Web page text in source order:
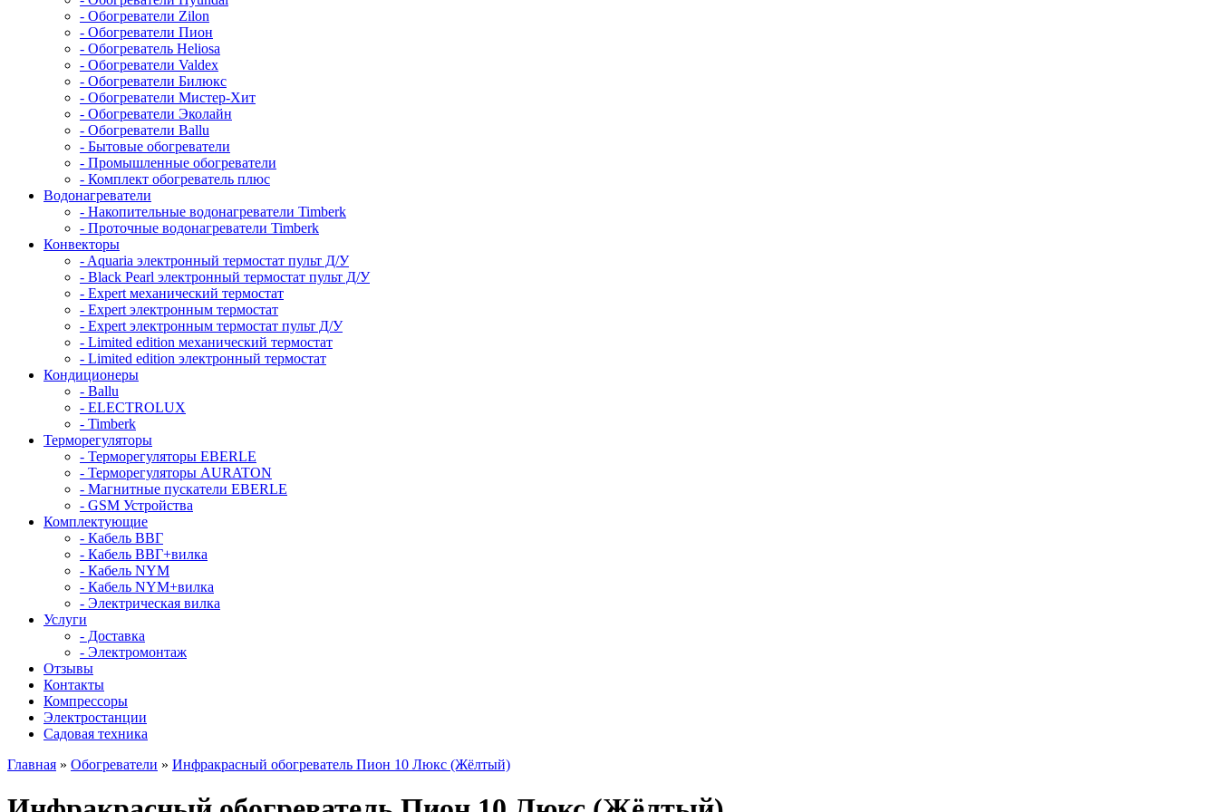
- Обогреватели Zilon
- Обогреватели Пион
- Обогреватель Heliosa
- Обогреватели Valdex
- Обогреватели Билюкс
- Обогреватели Мистер-Хит
- Обогреватели Эколайн
- Обогреватели Ballu
- Бытовые обогреватели
- Промышленные обогреватели
- Комплект обогреватель плюс
Водонагреватели
- Накопительные водонагреватели Timberk
- Проточные водонагреватели Timberk
Конвекторы
- Aquaria электронный термостат пульт Д/У
- Black Pearl электронный термостат пульт Д/У
- Expert механический термостат
- Expert электронным термостат
- Expert электронным термостат пульт Д/У
- Limited edition механический термостат
- Limited edition электронный термостат
Кондиционеры
- Ballu
- ELECTROLUX
- Timberk
Терморегуляторы
- Терморегуляторы EBERLE
- Терморегуляторы AURATON
- Магнитные пускатели EBERLE
- GSM Устройства
Комплектующие
- Кабель ВВГ
- Кабель ВВГ+вилка
- Кабель NYM
- Кабель NYM+вилка
- Электрическая вилка
Услуги
- Доставка
- Электромонтаж
Отзывы
Контакты
Компрессоры
Электростанции
Садовая техника
Главная » Обогреватели » Инфракрасный обогреватель Пион 10 Люкс (Жёлтый)